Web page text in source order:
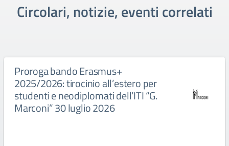
Circolari, notizie, eventi correlati
Proroga bando Erasmus+
2025/2026: tirocinio all’estero per
studenti e neodiplomati dell’ITI “G.
Marconi” 30 luglio 2026